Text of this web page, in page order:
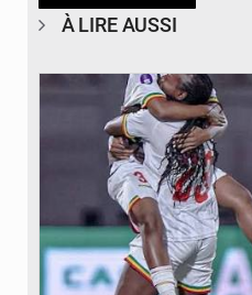
À LIRE AUSSI
© FEMAFOOT